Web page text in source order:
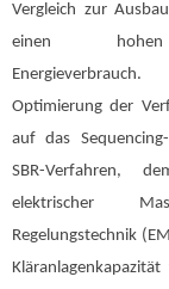
Vergleich zur
einen hohen
Optimierung der
auf das
SBR-Verfahren,
elektrischer
Regelungstechnik